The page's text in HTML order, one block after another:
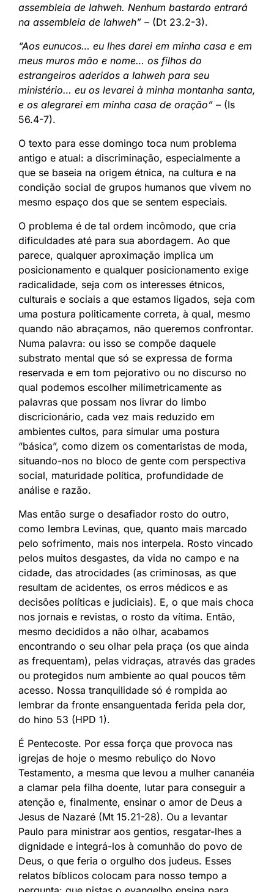
assembleia de Iahweh. Nenhum bastardo entrará
na assembleia de Iahweh” –(Dt 23.2-3).
“Aos eunucos… eu lhes darei em minha casa e em
meus muros mão e nome… os filhos do
estrangeiros aderidos a Iahweh para seu
ministério… eu os levarei à minha montanha santa,
e os alegrarei em minha casa de oração” –(Is
56.4-7).
O texto para esse domingo toca num problema
antigo e atual: a discriminação, especialmente a
que se baseia na origem étnica, na cultura e na
condição social de grupos humanos que vivem no
mesmo espaço dos que se sentem especiais.
O problema é de tal ordem incômodo, que cria
dificuldades até para sua abordagem. Ao que
parece, qualquer aproximação implica um
posicionamento e qualquer posicionamento exige
radicalidade, seja com os interesses étnicos,
culturais e sociais a que estamos ligados, seja com
uma postura politicamente correta, à qual, mesmo
quando não abraçamos, não queremos confrontar.
Numa palavra: ou isso se compõe daquele
substrato mental que só se expressa de forma
reservada e em tom pejorativo ou no discurso no
qual podemos escolher milimetricamente as
palavras que possam nos livrar do limbo
discricionário, cada vez mais reduzido em
ambientes cultos, para simular uma postura
“básica”, como dizem os comentaristas de moda,
situando-nos no bloco de gente com perspectiva
social, maturidade política, profundidade de
análise e razão.
Mas então surge o desafiador rosto do outro,
como lembra Levinas, que, quanto mais marcado
pelo sofrimento, mais nos interpela. Rosto vincado
pelos muitos desgastes, da vida no campo e na
cidade, das atrocidades (as criminosas, as que
resultam de acidentes, os erros médicos e as
decisões políticas e judiciais). E, o que mais choca
nos jornais e revistas, o rosto da vítima. Então,
mesmo decididos a não olhar, acabamos
encontrando o seu olhar pela praça (os que ainda
as frequentam), pelas vidraças, através das grades
ou protegidos num ambiente ao qual poucos têm
acesso. Nossa tranquilidade só é rompida ao
lembrar da fronte ensanguentada ferida pela dor,
do hino 53 (HPD 1).
É Pentecoste. Por essa força que provoca nas
igrejas de hoje o mesmo rebuliço do Novo
Testamento, a mesma que levou a mulher cananéia
a clamar pela filha doente, lutar para conseguir a
atenção e, finalmente, ensinar o amor de Deus a
Jesus de Nazaré (Mt 15.21-28). Ou a levantar
Paulo para ministrar aos gentios, resgatar-lhes a
dignidade e integrá-los à comunhão do povo de
Deus, o que feria o orgulho dos judeus. Esses
relatos bíblicos colocam para nosso tempo a